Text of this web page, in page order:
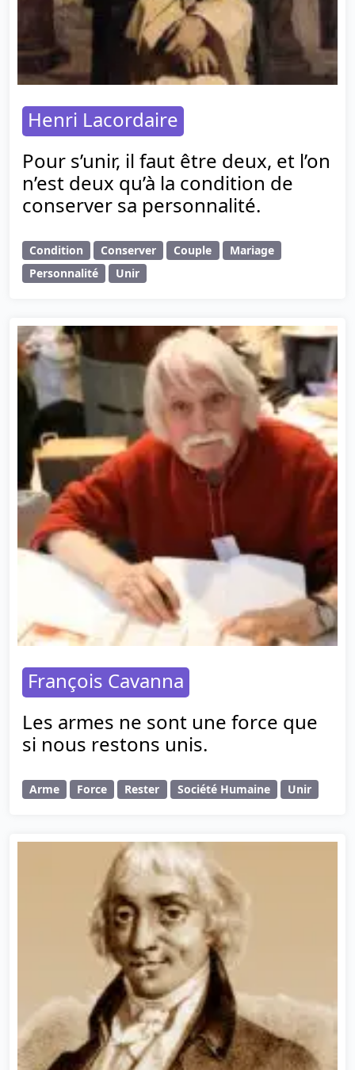
Henri Lacordaire
Pour s’unir, il faut être deux, et l’on
n’est deux qu’à la condition de
conserver sa personnalité.
Condition Conserver Couple
Mariage
Personnalité
Unir
François Cavanna
Les armes ne sont une force que
si nous restons unis.
Arme Force Rester Société Humaine Unir